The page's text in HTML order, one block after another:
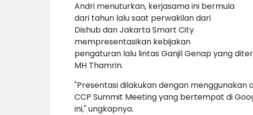
Andri menuturkan, kerjasama ini bermula
dari tahun lalu saat perwakilan dari
Dishub dan Jakarta Smart City
mempresentasikan kebijakan
pengaturan lalu lintas Ganjil Genap yang
MH Thamrin.
"Presentasi dilakukan dengan
CCP Summit Meeting yang bertempat di
ini," ungkapnya.